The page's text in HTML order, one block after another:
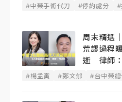
#中榮手術代刀 #停約處分
周末精選
荒謬過程
逝 律師
#楊孟寅 #鄭文郁 #台中榮